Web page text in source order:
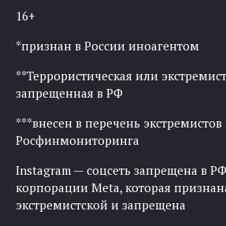
16+
*признан в России иноагентом
**Террористическая или
запрещенная в РФ
***внесен в перечень экстремистов
Росфинмониторинга
Instagram — соцсеть запрещена в
корпорации Meta, которая
экстремистской и запрещена